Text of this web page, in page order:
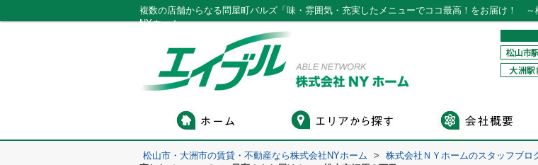
複数の店舗からなる問屋町バルズ「味・雰囲気・充実したメニューでココ最高！をお届け！
NYホーム
松山市・大洲市の賃貸・不動産なら株式会社NYホーム > 株式会社ＮＹホームのスタッフブロ